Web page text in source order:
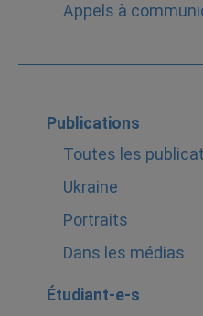
Appels à
Publications
Toutes les
Ukraine
Portraits
Dans les médias
Étudiant-e-s